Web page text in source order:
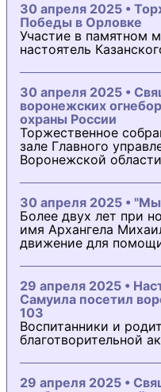
30 апреля 2025 •
Победы в Орловке
Участие в памятном
настоятель
30 апреля 2025 •
воронежских
охраны России
Торжественное
зале Главного
Воронежской
30 апреля 2025 •
Более двух лет при
имя Архангела
движение для
29 апреля 2025 •
Самуила посетил
103
Воспитанники и
благотворительной
29 апреля 2025 •